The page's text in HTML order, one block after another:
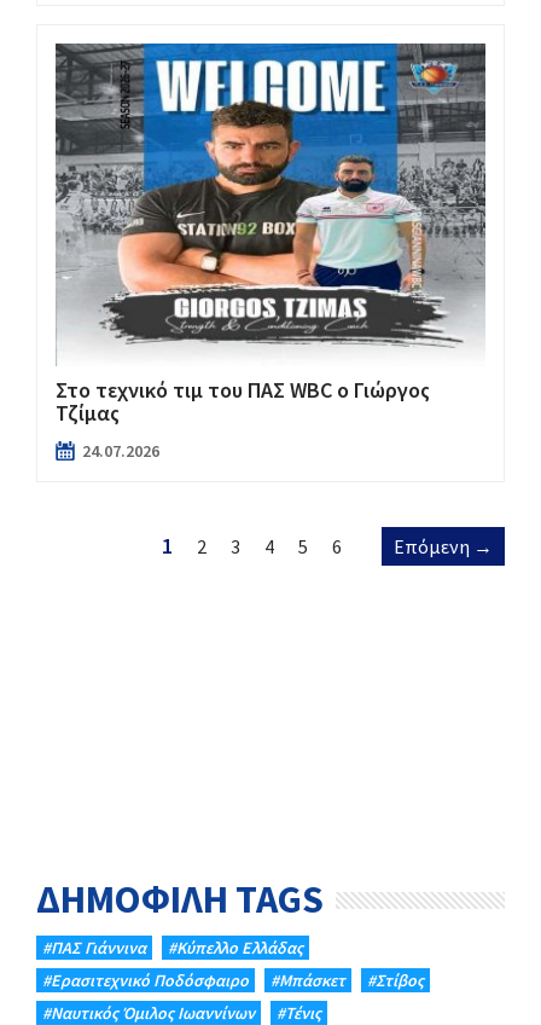
Στο τεχνικό τιμ του ΠΑΣ WBC ο Γιώργος
Τζίμας
24.07.2026
1 2 3 4 5 6 Επόμενη →
ΔΗΜΟΦΙΛΗ TAGS
#ΠΑΣ Γιάννινα
#Κύπελλο Ελλάδας
#Eρασιτεχνικό Ποδόσφαιρο
#Μπάσκετ
#Στίβος
#Ναυτικός Όμιλος Ιωαννίνων
#Τένις